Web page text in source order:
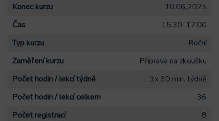
Konec kurzu
10.06.2025
Čas
15:30-17:00
Typ kurzu
Roční
Zaměření kurzu
Příprava na zkoušku
Počet hodin / lekcí týdně
1x 90 min. týdně
Počet hodin / lekcí celkem
36
Počet registrací
8